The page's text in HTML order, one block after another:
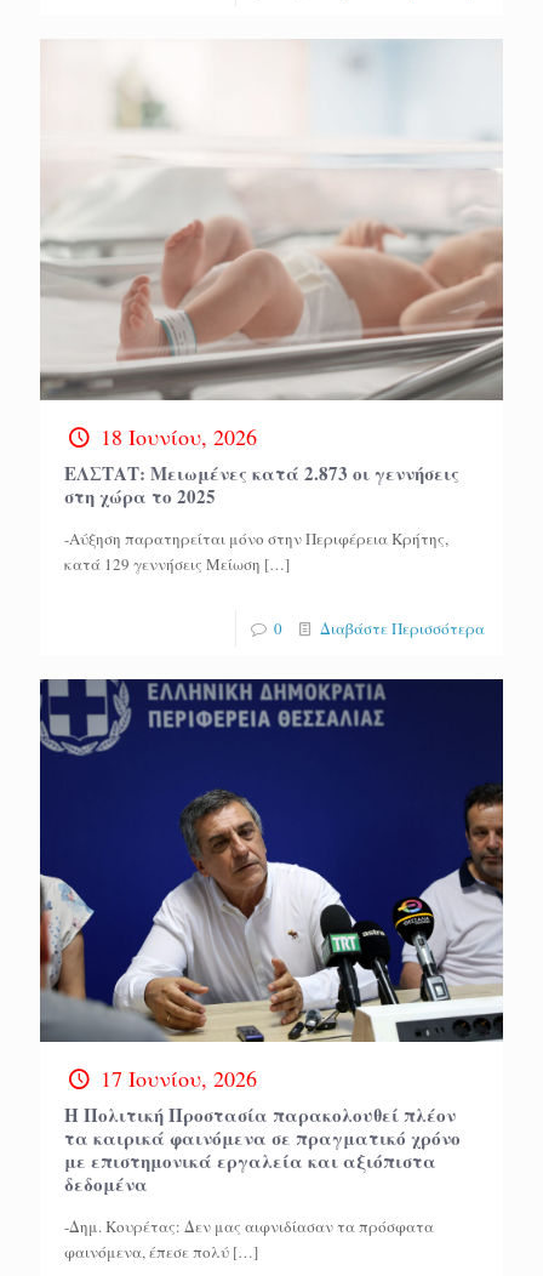
18 Ιουνίου, 2026
ΕΛΣΤΑΤ: Μειωμένες κατά 2.873 οι γεννήσεις
στη χώρα το 2025
-Aύξηση παρατηρείται μόνο στην Περιφέρεια Κρήτης,
κατά 129 γεννήσεις Μείωση […]
0 Διαβάστε Περισσότερα
17 Ιουνίου, 2026
H Πολιτική Προστασία παρακολουθεί πλέον
τα καιρικά φαινόμενα σε πραγματικό χρόνο
με επιστημονικά εργαλεία και αξιόπιστα
δεδομένα
-Δημ. Κουρέτας: Δεν μας αιφνιδίασαν τα πρόσφατα
φαινόμενα, έπεσε πολύ […]